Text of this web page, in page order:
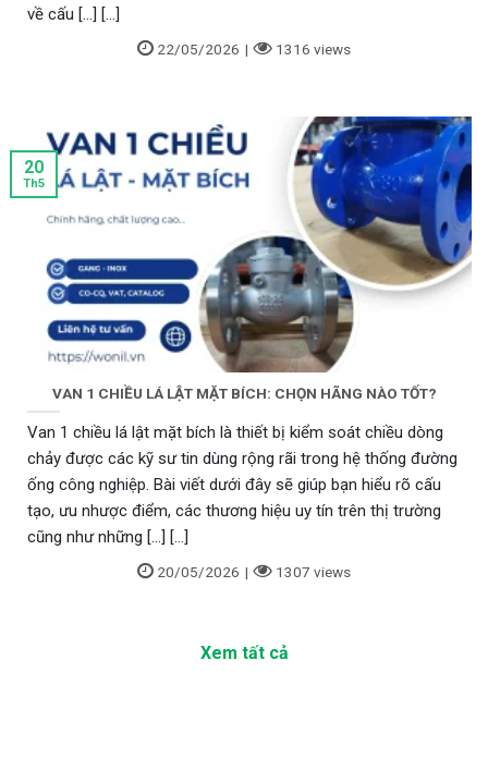
về cấu [...] [...]
22/05/2026 | 1316 views
VAN 1 CHIỀU LÁ LẬT MẶT BÍCH: CHỌN HÃNG NÀO TỐT?
Van 1 chiều lá lật mặt bích là thiết bị kiểm soát chiều dòng
chảy được các kỹ sư tin dùng rộng rãi trong hệ thống đường
ống công nghiệp. Bài viết dưới đây sẽ giúp bạn hiểu rõ cấu
tạo, ưu nhược điểm, các thương hiệu uy tín trên thị trường
cũng như những [...] [...]
20/05/2026 | 1307 views
20
Th5
Xem tất cả